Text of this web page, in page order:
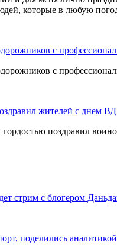
которые в любую
с
с
жителей с днем
поздравил
стрим с блогером
поделились